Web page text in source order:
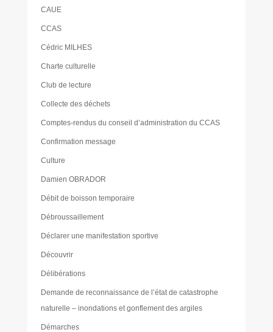
CAUE
CCAS
Cédric MILHES
Charte culturelle
Club de lecture
Collecte des déchets
Comptes-rendus du conseil d’administration du CCAS
Confirmation message
Culture
Damien OBRADOR
Débit de boisson temporaire
Débroussaillement
Déclarer une manifestation sportive
Découvrir
Délibérations
Demande de reconnaissance de l’état de catastrophe
naturelle – inondations et gonflement des argiles
Démarches